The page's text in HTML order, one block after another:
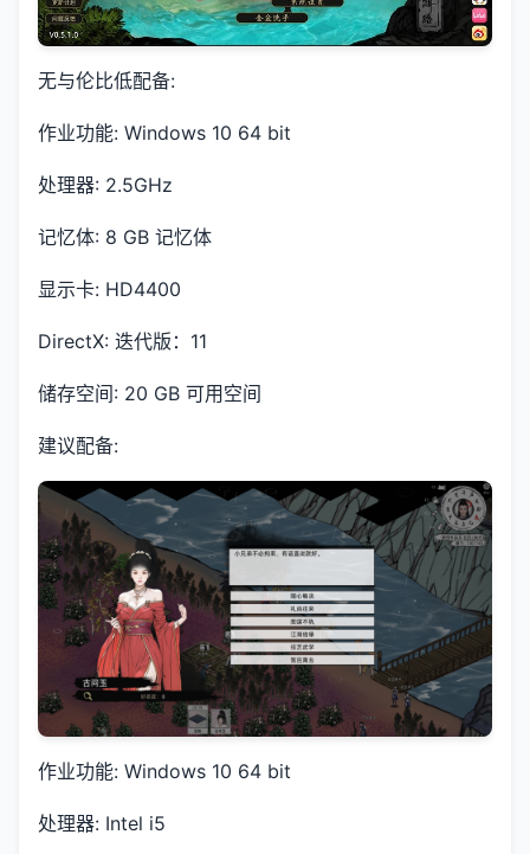
无与伦比低配备:
作业功能: Windows 10 64 bit
处理器: 2.5GHz
记忆体: 8 GB 记忆体
显示卡: HD4400
DirectX: 迭代版：11
储存空间: 20 GB 可用空间
建议配备:
作业功能: Windows 10 64 bit
处理器: Intel i5